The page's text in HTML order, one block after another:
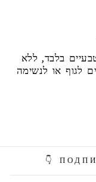
בלבד, ללא
לגוף או לנשימה